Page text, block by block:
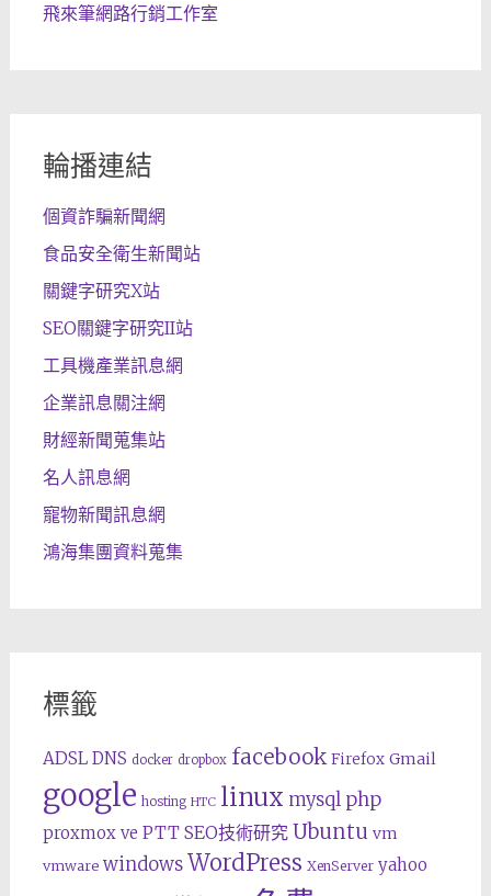
飛來筆網路行銷工作室
輪播連結
個資詐騙新聞網
食品安全衛生新聞站
關鍵字研究X站
SEO關鍵字研究II站
工具機產業訊息網
企業訊息關注網
財經新聞蒐集站
名人訊息網
寵物新聞訊息網
鴻海集團資料蒐集
標籤
ADSL DNS docker dropbox facebook Firefox Gmail
google hosting HTC linux mysql php
proxmox ve PTT SEO技術研究 Ubuntu vm
vmware windows WordPress XenServer yahoo